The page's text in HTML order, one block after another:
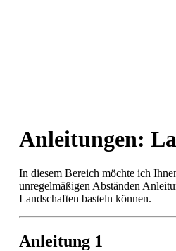
Anleitungen:
In diesem Bereich möchte ich
unregelmäßigen Abständen
Landschaften basteln können.
Anleitung 1